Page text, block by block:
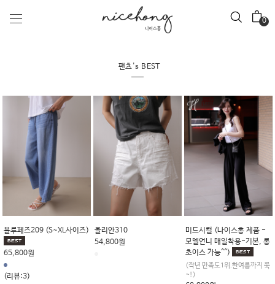
0
팬츠's BEST
헤리엇301 (2026년 상세 제
품으로 배송~!)
(S~XL사이즈)
69,800원
딥디크(특별가 M,L사이즈-
일반기장 롱기장)
소렌토
59,800원
(리뷰:8)